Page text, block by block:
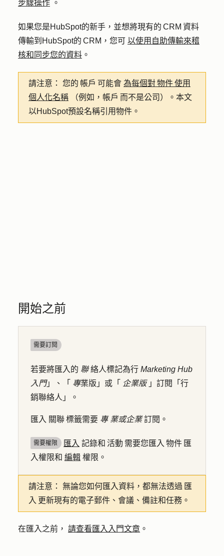
步驟操作 。
如果您是HubSpot的新手，並想將現有的 CRM 資料
傳輸到HubSpot的 CRM，您可 以使用自助傳輸來稽
核和同步您的資料 。
請注意： 您的 帳戶 可能會 為每個對 物件 使用
個人化名稱 （例如，帳戶 而不是公司）。本文
以HubSpot預設名稱引用物件。
開始之前
需要訂閱
若要將匯入的 聯絡人標記為行 Marketing Hub
入門」、「 專業版」或「 企業版」訂閱「行
銷聯絡人」。
匯入 關聯 標籤需要 專 業或企業訂閱。
需要權限 匯入 記錄和 活動 需要您匯入 物件 匯
入權限和 編輯 權限。
請注意：
無論您如何匯入資料，都無法透過 匯
入 更新現有的電子郵件、會議、備註和任務。
在匯入之前， 請查看匯入入門文章 。